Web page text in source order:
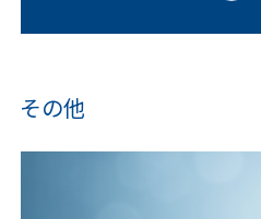
その他